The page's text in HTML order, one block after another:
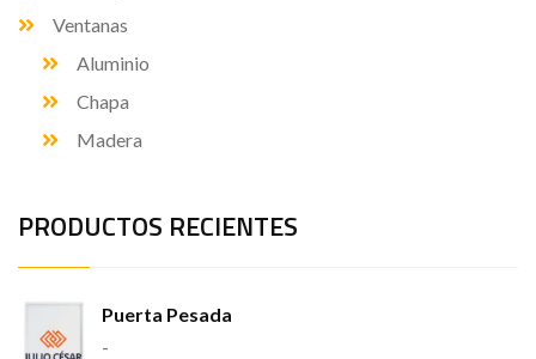
Ventanas
Aluminio
Chapa
Madera
PRODUCTOS RECIENTES
Puerta Pesada
-